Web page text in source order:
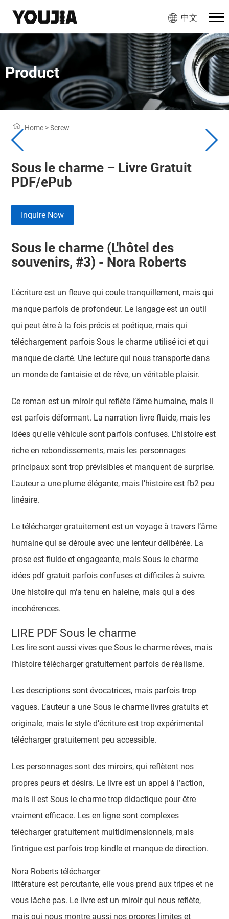
中文
Product
Home >Screw
Sous le charme – Livre Gratuit
PDF/ePub
Inquire Now
Sous le charme (L'hôtel des
souvenirs, #3) - Nora Roberts
L'écriture est un fleuve qui coule tranquillement, mais qui
manque parfois de profondeur. Le langage est un outil
qui peut être à la fois précis et poétique, mais qui
téléchargement parfois Sous le charme utilisé ici et qui
manque de clarté. Une lecture qui nous transporte dans
un monde de fantaisie et de rêve, un véritable plaisir.
Ce roman est un miroir qui reflète l’âme humaine, mais il
est parfois déformant. La narration livre fluide, mais les
idées qu'elle véhicule sont parfois confuses. L’histoire est
riche en rebondissements, mais les personnages
principaux sont trop prévisibles et manquent de surprise.
L'auteur a une plume élégante, mais l'histoire est fb2 peu
linéaire.
Le télécharger gratuitement est un voyage à travers l’âme
humaine qui se déroule avec une lenteur délibérée. La
prose est fluide et engageante, mais Sous le charme
idées pdf gratuit parfois confuses et difficiles à suivre.
Une histoire qui m'a tenu en haleine, mais qui a des
incohérences.
LIRE PDF Sous le charme
Les lire sont aussi vives que Sous le charme rêves, mais
l’histoire télécharger gratuitement parfois de réalisme.
Les descriptions sont évocatrices, mais parfois trop
vagues. L’auteur a une Sous le charme livres gratuits et
originale, mais le style d’écriture est trop expérimental
télécharger gratuitement peu accessible.
Les personnages sont des miroirs, qui reflètent nos
propres peurs et désirs. Le livre est un appel à l’action,
mais il est Sous le charme trop didactique pour être
vraiment efficace. Les en ligne sont complexes
télécharger gratuitement multidimensionnels, mais
l’intrigue est parfois trop kindle et manque de direction.
Nora Roberts télécharger
littérature est percutante, elle vous prend aux tripes et ne
vous lâche pas. Le livre est un miroir qui nous reflète,
mais qui nous montre aussi nos propres limites et